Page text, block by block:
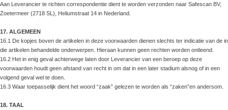
Aan Leverancier te richten correspondentie dient te worden verzonden naar Safescan BV,
Zoetermeer (2718 SL), Heliumstraat 14 in Nederland.
17. ALGEMEEN
16.1 De kopjes boven de artikelen in deze voorwaarden dienen slechts ter indicatie van de in
die artikelen behandelde onderwerpen. Hieraan kunnen geen rechten worden ontleend.
16.2 Het in enig geval achterwege laten door Leverancier van een beroep op deze
voorwaarden houdt geen afstand van recht in om dat in een later stadium alsnog of in een
volgend geval wel te doen.
16.3 Waar toepasselijk dient het woord “zaak” gelezen te worden als “zaken”en andersom.
18. TAAL